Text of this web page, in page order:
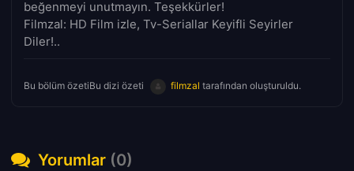
beğenmeyi unutmayın. Teşekkürler!
Filmzal: HD Film izle, Tv-Seriallar Keyifli Seyirler
Diler!..
Bu bölüm özetiBu dizi özeti filmzal tarafından oluşturuldu.
Yorumlar (0)